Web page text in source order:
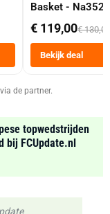
Basket -
Dubbele Mand 9
Tot 6 Personen
Heteluchtfriteuse
Zwart
€ 119,00€ 130,00
Bekijk deal
de partner.
topwedstrijden
bij FCUpdate.nl